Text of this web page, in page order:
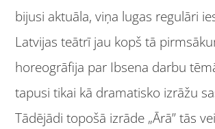
bijusi aktuāla, viņa lugas regulāri
Latvijas teātrī jau kopš tā
horeogrāfija par Ibsena darbu
tapusi tikai kā dramatisko izrāžu
Tādējādi topošā izrāde „Ārā” tās